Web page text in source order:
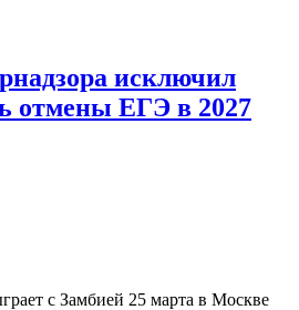
исключил
отмены ЕГЭ в 2027
с Замбией 25 марта в Москве